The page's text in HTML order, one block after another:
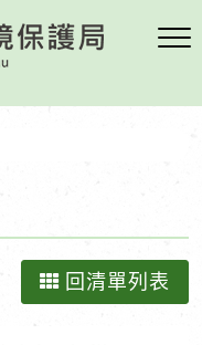
回清單列表